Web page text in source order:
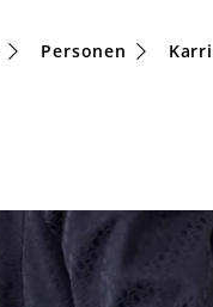
Personen